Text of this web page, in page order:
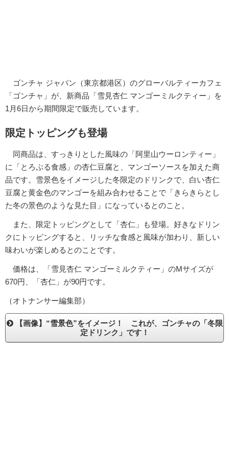
ゴンチャ ジャパン（東京都港区）のグローバルティーカフェ
「ゴンチャ」が、新商品「雪見杏仁 マンゴーミルクティー」を
1月6日から期間限定で販売しています。
限定トッピングも登場
同商品は、すっきりとした風味の「阿里山ウーロンティー」
に「とろぷる食感」の杏仁豆腐と、マンゴーソースを加えた商
品です。雪景色をイメージした冬限定のドリンクで、白い杏仁
豆腐と黄金色のマンゴーを組み合わせることで「きらきらとし
た冬の景色のような見た目」になっているとのこと。
また、限定トッピングとして「杏仁」も登場。好きなドリン
クにトッピングすると、リッチな食感と風味が加わり、新しい
味わいが楽しめるとのことです。
価格は、「雪見杏仁 マンゴーミルクティー」のMサイズが
670円、「杏仁」が90円です。
（オトナンサー編集部）
【画像】“雪景色”をイメージ！ これが、ゴンチャの「冬限
定ドリンク」です！